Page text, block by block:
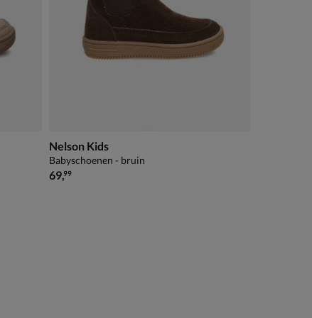
Nelson Kids
Babyschoenen - bruin
€ 69,99
69,99